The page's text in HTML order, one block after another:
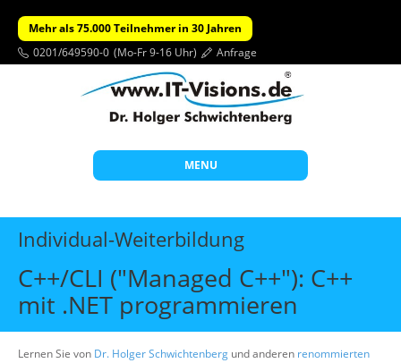
Mehr als 75.000 Teilnehmer in 30 Jahren
0201/649590-0 (Mo-Fr 9-16 Uhr) Anfrage
MENU
Start
Themen
Beratung
Individuelle Schulungen
Offene Seminare
Individual-Weiterbildung
C++/CLI ("Managed C++"): C++
mit .NET programmieren
Lernen Sie von Dr. Holger Schwichtenberg und anderen renommierten